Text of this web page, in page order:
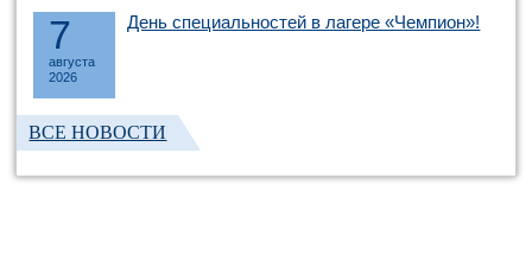
7
августа
2026
День специальностей в лагере «Чемпион»!
ВСЕ НОВОСТИ